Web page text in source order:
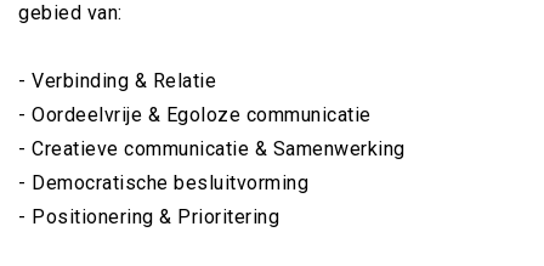
gebied van:
- Verbinding & Relatie
- Oordeelvrije & Egoloze communicatie
- Creatieve communicatie & Samenwerking
- Democratische besluitvorming
- Positionering & Prioritering